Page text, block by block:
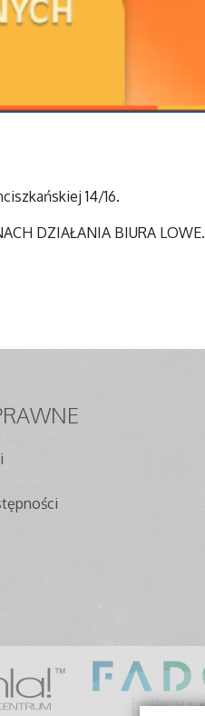
14/16.
DZIAŁANIA BIURA LOWE.